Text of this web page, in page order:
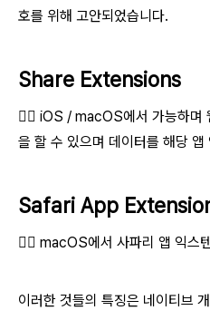
호를 위해 고안되었습니다.
Share Extensions
👉🏻 iOS / macOS에서 가능하며
을 할 수 있으며 데이터를 해당
Safari App
👉🏻 macOS에서 사파리 앱 익스
이러한 것들의 특징은 네이티브